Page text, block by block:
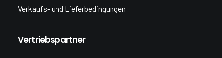
Verkaufs- und Lieferbedingungen
Vertriebspartner